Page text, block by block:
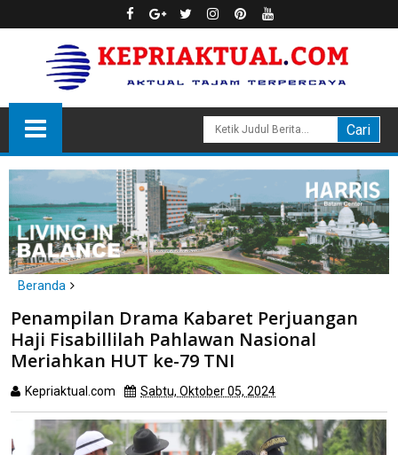
Beranda
Penampilan Drama Kabaret Perjuangan Haji Fisabillilah
Pahlawan Nasional Meriahkan HUT ke-79 TNI
Penampilan Drama Kabaret Perjuangan
Haji Fisabillilah Pahlawan Nasional
Meriahkan HUT ke-79 TNI
Kepriaktual.com Sabtu, Oktober 05, 2024